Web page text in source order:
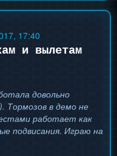
17:40
и вылетам
довольно
Тормозов в демо не
работает как
подвисания. Играю на